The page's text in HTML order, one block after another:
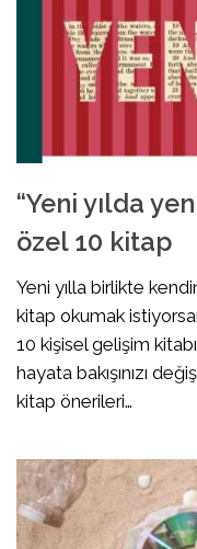
“Yeni yılda
özel 10 kitap
Yeni yılla birlikte
kitap okumak
10 kişisel gelişim
hayata bakışınızı
kitap önerileri…